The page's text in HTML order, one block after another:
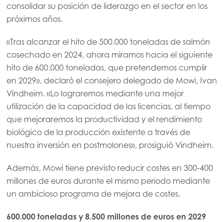
consolidar su posición de liderazgo en el sector en los
próximos años.
«Tras alcanzar el hito de 500.000 toneladas de salmón
cosechado en 2024, ahora miramos hacia el siguiente
hito de 600.000 toneladas, que pretendemos cumplir
en 2029», declaró el consejero delegado de Mowi, Ivan
Vindheim. «Lo lograremos mediante una mejor
utilización de la capacidad de las licencias, al tiempo
que mejoraremos la productividad y el rendimiento
biológico de la producción existente a través de
nuestra inversión en postmolones», prosiguió Vindheim.
Además, Mowi tiene previsto reducir costes en 300-400
millones de euros durante el mismo periodo mediante
un ambicioso programa de mejora de costes.
600.000 toneladas y 8.500 millones de euros en 2029